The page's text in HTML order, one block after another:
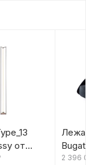
от
2 396